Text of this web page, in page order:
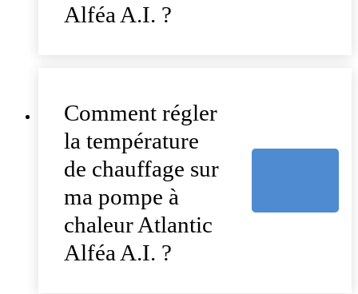
Alféa A.I. ?
Comment régler
la température
de chauffage sur
ma pompe à
chaleur Atlantic
Alféa A.I. ?